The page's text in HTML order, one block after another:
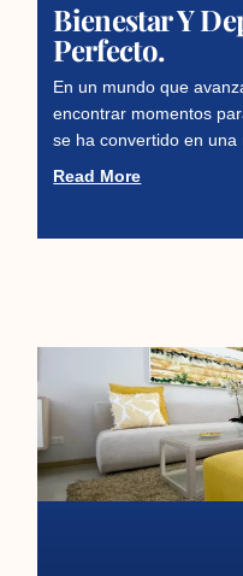
Bienestar Y
Perfecto.
En un mundo que
encontrar momentos
se ha convertido en una
Read More